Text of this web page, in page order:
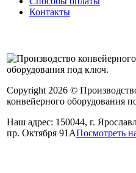
Контакты
Copyright 2026 ©
конвейерного оборудования
Наш адрес: 150044, г.
пр. Октября 91АПосмотреть